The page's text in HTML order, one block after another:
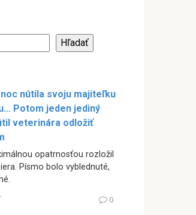
Hľadať
nútila svoju majiteľku
Potom jeden jediný
veterinára odložiť
opatrnosťou rozložil
Písmo bolo vyblednuté,
0